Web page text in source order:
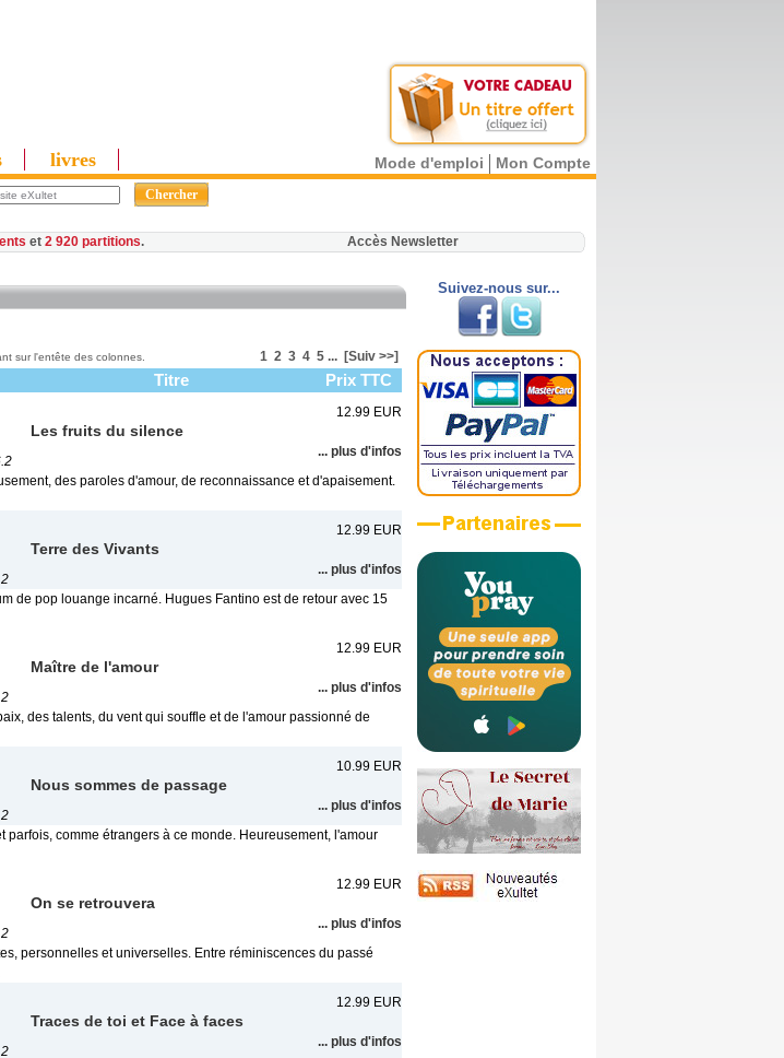
livres Mode d'emploi Mon Compte
et 2 920 partitions. Accès Newsletter
sur l'entête des colonnes. 1 2 3 4 5 ... [Suiv >>]
Titre Prix TTC
Les fruits du silence
12.99 EUR
... plus d'infos
des paroles d'amour, de reconnaissance et d'apaisement.
Terre des Vivants
12.99 EUR
... plus d'infos
de pop louange incarné. Hugues Fantino est de retour avec 15
Maître de l'amour
12.99 EUR
... plus d'infos
des talents, du vent qui souffle et de l'amour passionné de
Nous sommes de passage
10.99 EUR
... plus d'infos
parfois, comme étrangers à ce monde. Heureusement, l'amour
On se retrouvera
12.99 EUR
... plus d'infos
personnelles et universelles. Entre réminiscences du passé
Traces de toi et Face à faces
12.99 EUR
... plus d'infos
Suivez-nous sur...